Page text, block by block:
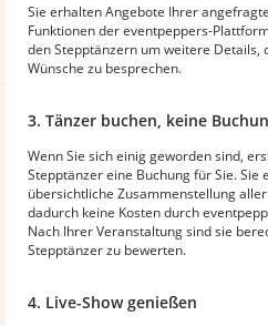
Sie erhalten Angebote Ihrer
Funktionen der eventpeppers-
den Stepptänzern um weitere Details,
Wünsche zu besprechen.
3. Tänzer buchen, keine
Wenn Sie sich einig geworden sind,
Stepptänzer eine Buchung für Sie.
übersichtliche Zusammenstellung
dadurch keine Kosten durch
Nach Ihrer Veranstaltung sind sie
Stepptänzer zu bewerten.
4. Live-Show genießen